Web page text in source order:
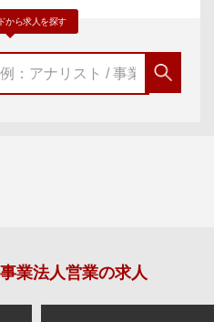
から求人を探す
業法人営業の求人